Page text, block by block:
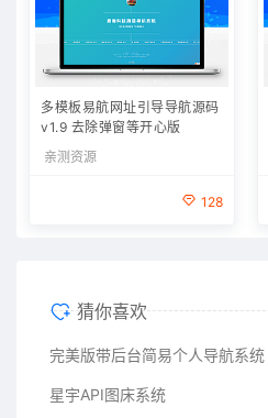
多模板易航网址引导导航源码
v1.9 去除弹窗等开心版
亲测资源
128
猜你喜欢
完美版带后台简易个人导航系统
星宇API图床系统